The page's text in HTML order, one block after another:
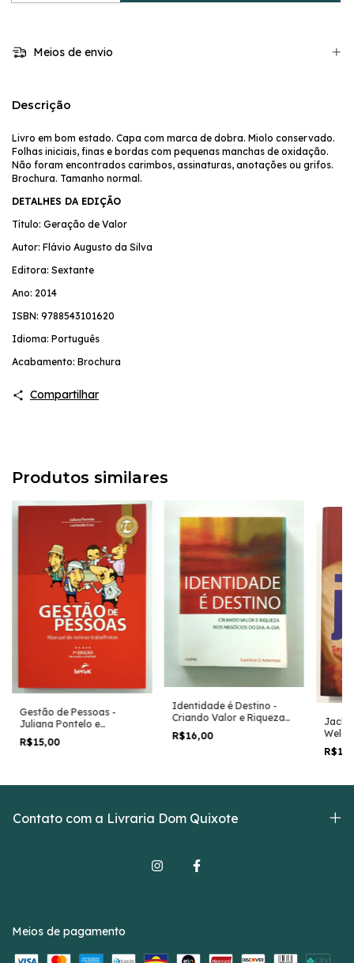
Meios de envio
Descrição
Livro em bom estado. Capa com marca de dobra. Miolo conservado.
Folhas iniciais, finas e bordas com pequenas manchas de oxidação.
Não foram encontrados carimbos, assinaturas, anotações ou grifos.
Brochura. Tamanho normal.
DETALHES DA EDIÇÃO
Título: Geração de Valor
Autor: Flávio Augusto da Silva
Editora: Sextante
Ano: 2014
ISBN: 9788543101620
Idioma: Português
Acabamento: Brochura
Compartilhar
Produtos similares
Gestão de Pessoas -
Juliana Pontelo e
Lucineide Cruz
R$15,00
Identidade é Destino -
Criando Valor e Riqueza
Nos Negócios do Dia-... -
Laurence D. Ackerman
R$16,00
Jack
Contato com a Livraria Dom Quixote
Meios de pagamento